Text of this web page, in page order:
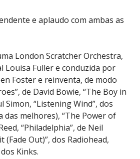
e aplaudo com ambas as
London Scratcher Orchestra,
Louisa Fuller e conduzida por
Foster e reinventa, de modo
de David Bowie, “The Boy in
Simon, “Listening Wind”, dos
das melhores), “The Power of
“Philadelphia”, de Neil
(Fade Out)”, dos Radiohead,
Kinks.